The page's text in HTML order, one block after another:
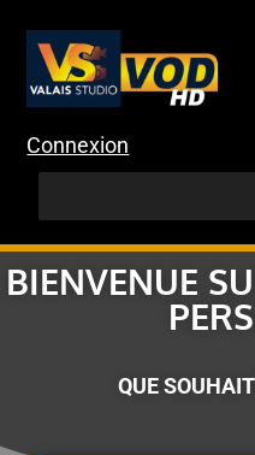
Connexion
BIENVENUE
QUE